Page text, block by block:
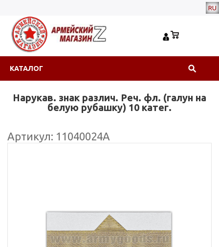
RU
КАТАЛОГ
Нарукав. знак различ. Реч. фл. (галун на
белую рубашку) 10 катег.
Артикул: 11040024А